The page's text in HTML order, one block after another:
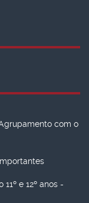
com o
e 12º anos -